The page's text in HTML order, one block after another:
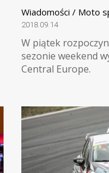
Wiadomości / Moto
2018.09.14
W piątek
sezonie weekend
Central Europe.